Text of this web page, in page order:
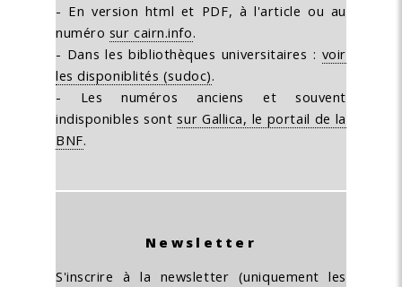
- En version html et PDF, à l'article ou au
numéro sur cairn.info.
- Dans les bibliothèques universitaires : voir
les disponiblités (sudoc).
- Les numéros anciens et souvent
indisponibles sontsur Gallica, le portail de la
BNF.
Newsletter
S'inscrire à la newsletter (uniquement les